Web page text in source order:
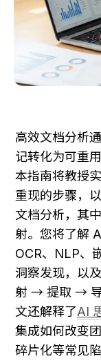
高效文档分析
记转化为可重
本指南将教授
重现的步骤，
文档分析，其
射。您将了解
OCR、NLP、
洞察发现，以
射 → 提取 → 导
文还解释了AI
集成如何改变
碎片化等常见